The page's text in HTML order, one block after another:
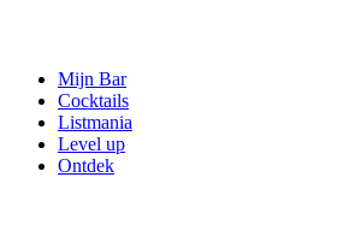
Mijn Bar
Cocktails
Listmania
Level up
Ontdek